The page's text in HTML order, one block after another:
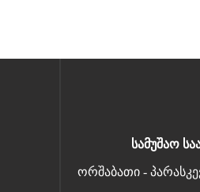
სამუშაო
ორშაბათი -